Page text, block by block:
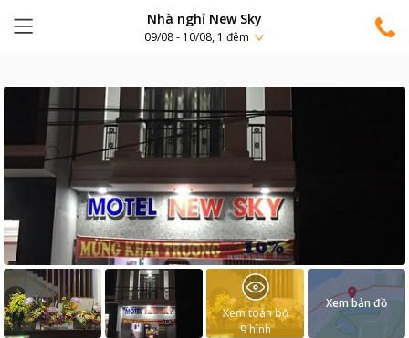
Nhà nghỉ New Sky
09/08 - 10/08, 1 đêm
Xem toàn bộ
9hình
Xem bản đồ